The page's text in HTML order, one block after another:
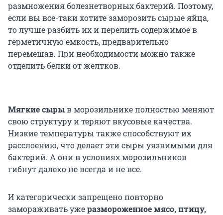
размножения болезнетворных бактерий. Поэтому,
если вы все-таки хотите заморозить сырые яйца,
то лучше разбить их и перелить содержимое в
герметичную емкость, предварительно
перемешав. При необходимости можно также
отделить белки от желтков.
Мягкие сырыв морозильнике полностью меняют
свою структуру и теряют вкусовые качества.
Низкие температуры также способствуют их
расслоению, что делает эти сыры уязвимыми для
бактерий. А они в условиях морозильников
гибнут далеко не всегда и не все.
И категорически запрещено повторно
замораживать ужеразмороженное мясо, птицу,